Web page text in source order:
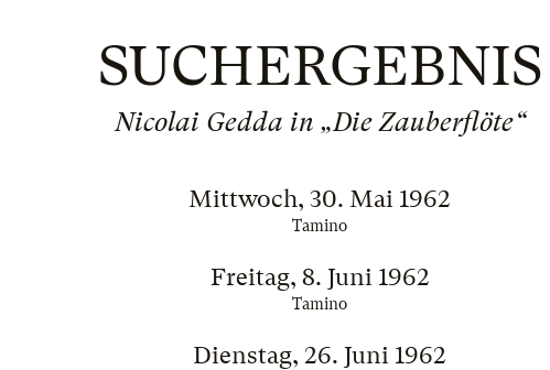
SUCHERGEBNIS
Nicolai Gedda in „Die Zauberflöte“
Mittwoch, 30. Mai 1962
Tamino
Freitag, 8. Juni 1962
Tamino
Dienstag, 26. Juni 1962